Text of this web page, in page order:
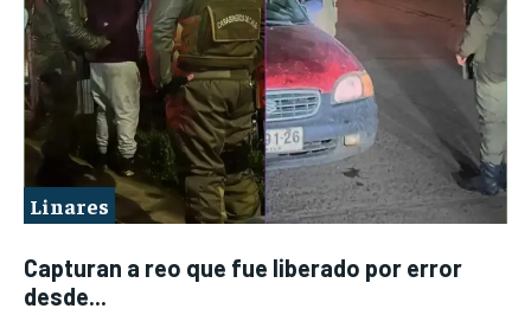
Linares
Capturan a reo que fue liberado por error
desde...